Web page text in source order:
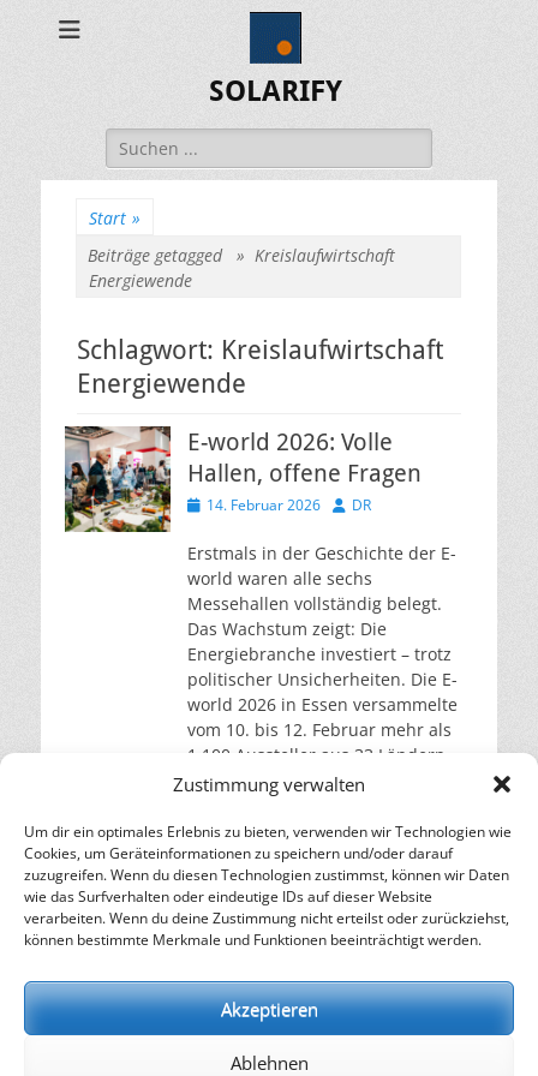
Zustimmung verwalten
Um dir ein optimales Erlebnis zu bieten, verwenden wir Technologien wie
Cookies, um Geräteinformationen zu speichern und/oder darauf
zuzugreifen. Wenn du diesen Technologien zustimmst, können wir Daten
wie das Surfverhalten oder eindeutige IDs auf dieser Website
verarbeiten. Wenn du deine Zustimmung nicht erteilst oder zurückziehst,
können bestimmte Merkmale und Funktionen beeinträchtigt werden.
Akzeptieren
Ablehnen
SOLARIFY
Suchen
nach:
Start »
Beiträge getagged » Kreislaufwirtschaft
Energiewende
Schlagwort: Kreislaufwirtschaft
Energiewende
E-world 2026: Volle
Hallen, offene Fragen
Veröffentlicht
14. Februar 2026 Autor
DR
Erstmals in der Geschichte der E-
world waren alle sechs
Messehallen vollständig belegt.
Das Wachstum zeigt: Die
Energiebranche investiert – trotz
politischer Unsicherheiten. Die E-
world 2026 in Essen versammelte
vom 10. bis 12. Februar mehr als
1.100 Aussteller aus 33 Ländern.
Nach Angaben der Veranstalter
Prozent gegenüber dem Vorjahr,
die Flächeweiterlesen…
– Energie für die Zukunft –
Nachhaltigkeit, Kreislaufwirtschaft,
Erneuerbare Energien, Klimawandel und Energiewende.